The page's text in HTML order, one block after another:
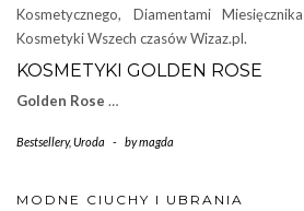
Kosmetycznego, Diamentami
Kosmetyki Wszech czasów Wizaz.pl.
KOSMETYKI GOLDEN ROSE
Golden Rose …
Bestsellery,Uroda - bymagda
MODNE CIUCHY I UBRANIA